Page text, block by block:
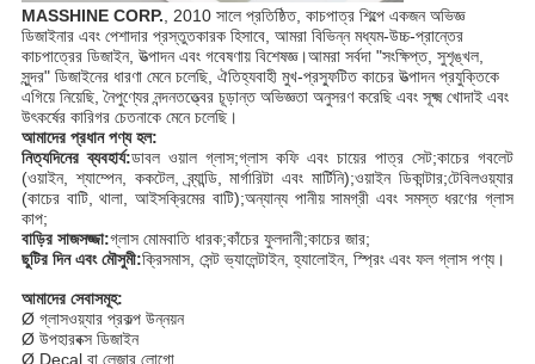
MASSHINE CORP., 2010 সালে প্রতিষ্ঠিত, কাচপাত্র শিল্পে একজন অভিজ্ঞ
ডিজাইনার এবং পেশাদার প্রস্তুতকারক হিসাবে, আমরা বিভিন্ন মধ্যম-উচ্চ-প্রান্তের
কাচপাত্রের ডিজাইন, উত্পাদন এবং গবেষণায় বিশেষজ্ঞ।আমরা সর্বদা "সংক্ষিপ্ত, সুশৃঙ্খল,
সুন্দর" ডিজাইনের ধারণা মেনে চলেছি, ঐতিহ্যবাহী মুখ-প্রস্ফুটিত কাচের উত্পাদন প্রযুক্তিকে
এগিয়ে নিয়েছি, নৈপুণ্যের নন্দনতত্ত্বের চূড়ান্ত অভিজ্ঞতা অনুসরণ করেছি এবং সূক্ষ্ম খোদাই এবং
উৎকর্ষের কারিগর চেতনাকে মেনে চলেছি।
আমাদের প্রধান পণ্য হল:
নিত্যদিনের ব্যবহার্য:ডাবল ওয়াল গ্লাস;গ্লাস কফি এবং চায়ের পাত্র সেট;কাচের গবলেট
(ওয়াইন, শ্যাম্পেন, ককটেল, ব্র্যান্ডি, মার্গারিটা এবং মার্টিনি);ওয়াইন ডিকান্টার;টেবিলওয়্যার
(কাচের বাটি, থালা, আইসক্রিমের বাটি);অন্যান্য পানীয় সামগ্রী এবং সমস্ত ধরণের গ্লাস
কাপ;
বাড়ির সাজসজ্জা:গ্লাস মোমবাতি ধারক;কাঁচের ফুলদানী;কাচের জার;
ছুটির দিন এবং মৌসুমী:ক্রিসমাস, সেন্ট ভ্যালেন্টাইন, হ্যালোইন, স্প্রিং এবং ফল গ্লাস পণ্য।
আমাদের সেবাসমূহ:
Ø গ্লাসওয়্যার প্রকল্প উন্নয়ন
Ø উপহারবক্স ডিজাইন
Ø Decal বা লেজার লোগো